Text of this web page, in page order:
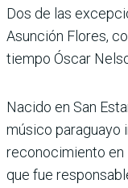
Dos de las
Asunción Flores,
tiempo Óscar
Nacido en San
músico paraguayo
reconocimiento en
que fue